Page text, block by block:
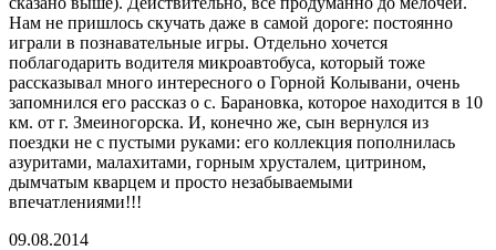
Нам не пришлось скучать даже в самой дороге: постоянно
играли в познавательные игры. Отдельно хочется
поблагодарить водителя микроавтобуса, который тоже
рассказывал много интересного о Горной Колывани, очень
запомнился его рассказ о с. Барановка, которое находится в 10
км. от г. Змеиногорска. И, конечно же, сын вернулся из
поездки не с пустыми руками: его коллекция пополнилась
азуритами, малахитами, горным хрусталем, цитрином,
дымчатым кварцем и просто незабываемыми
впечатлениями!!!
09.08.2014